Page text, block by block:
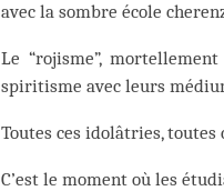
avec la sombre école
Le “rojisme”,
spiritisme avec leurs
Toutes ces idolâtries, toutes
C’est le moment où les